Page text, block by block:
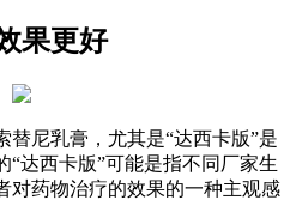
果更好
替尼乳膏，尤其是“达西卡版”是
“达西卡版”可能是指不同厂家生
对药物治疗的效果的一种主观感